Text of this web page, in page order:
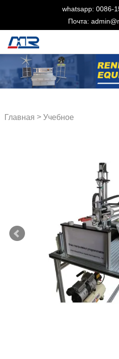
whatsapp: 0086-
Почта:
Главная > Учебное